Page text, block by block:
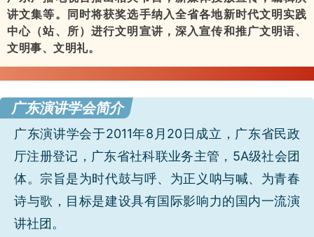
讲文集等。同时将获奖选手纳入全省各地新时代文明实践
中心（站、所）进行文明宣讲，深入宣传和推广文明语、
文明事、文明礼。
广东演讲学会简介
广东演讲学会于2011年8月20日成立，广东省民政
厅注册登记，广东省社科联业务主管，5A级社会团
体。宗旨是为时代鼓与呼、为正义呐与喊、为青春
诗与歌，目标是建设具有国际影响力的国内一流演
讲社团。